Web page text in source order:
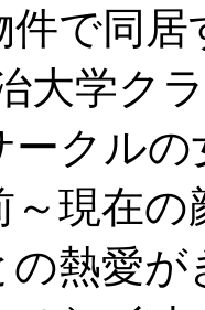
件で同
大学ク
クル
～現在
熱愛が